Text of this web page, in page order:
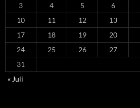
3
4 5 6
10
11 12 13
17
18 19 20
24
25 26 27
31
« Juli